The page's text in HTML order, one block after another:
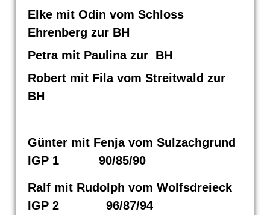
Elke mit Odin vom Schloss
Ehrenberg zur BH
Petra mit Paulina zur BH
Robert mit Fila vom Streitwald zur
BH
Günter mit Fenja vom Sulzachgrund
IGP 1 90/85/90
Ralf mit Rudolph vom Wolfsdreieck
IGP 2 96/87/94